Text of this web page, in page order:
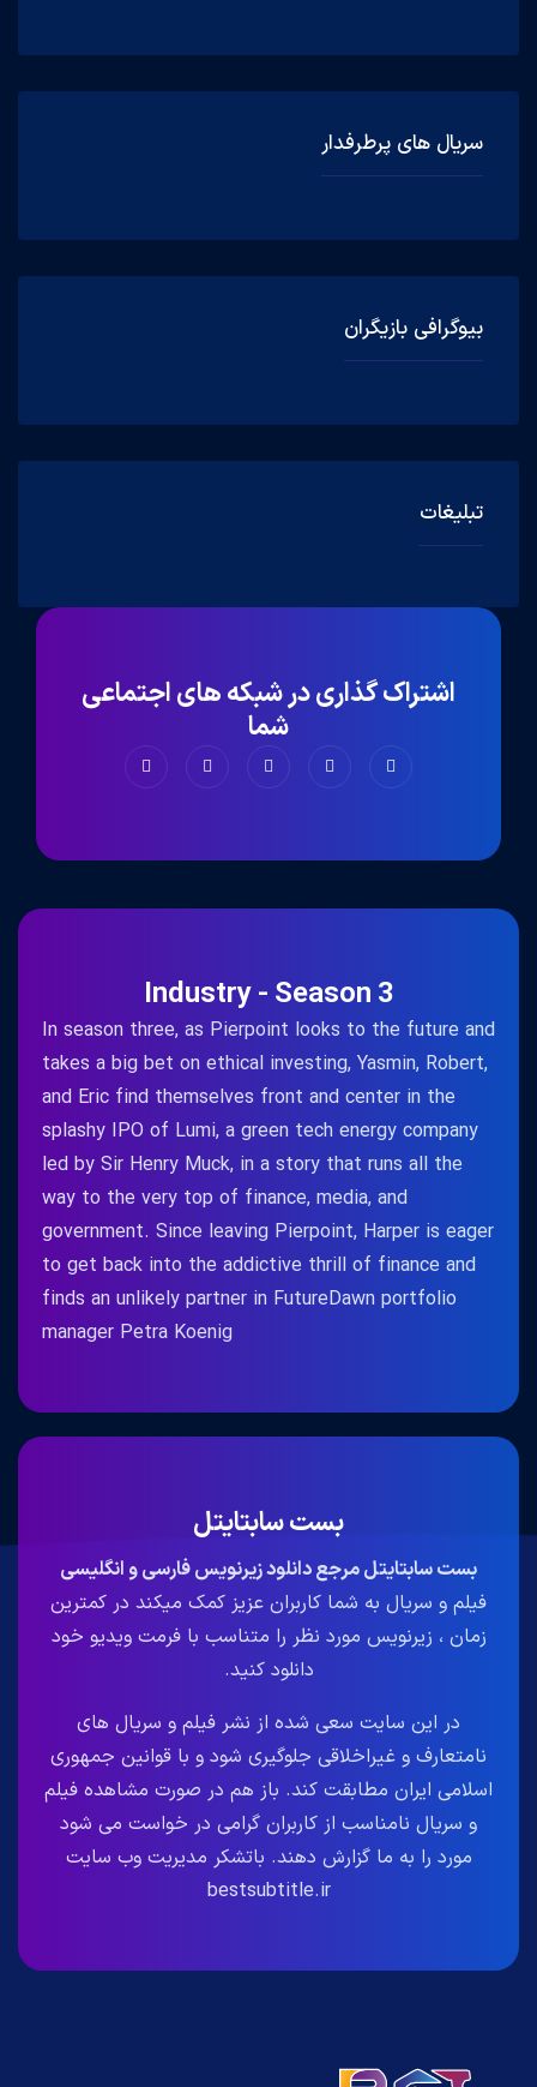
سریال های پرطرفدار
بیوگرافی بازیگران
تبلیغات
اشتراک گذاری در شبکه های اجتماعی
شما
Industry - Season 3
In season three, as Pierpoint looks to the future and
takes a big bet on ethical investing, Yasmin, Robert,
and Eric find themselves front and center in the
splashy IPO of Lumi, a green tech energy company
led by Sir Henry Muck, in a story that runs all the
way to the very top of finance, media, and
government. Since leaving Pierpoint, Harper is eager
to get back into the addictive thrill of finance and
finds an unlikely partner in FutureDawn portfolio
manager Petra Koenig
بست سابتایتل
بست سابتایتل مرجع دانلود زیرنویس فارسی و انگلیسی
فیلم و سریال به شما کاربران عزیز کمک میکند در کمترین
زمان ، زیرنویس مورد نظر را متناسب با فرمت ویدیو خود
دانلود کنید.
در این سایت سعی شده از نشر فیلم و سریال های
نامتعارف و غیراخلاقی جلوگیری شود و با قوانین جمهوری
اسلامی ایران مطابقت کند. باز هم در صورت مشاهده فیلم
و سریال نامناسب از کاربران گرامی در خواست می شود
مورد را به ما گزارش دهند. باتشکر مدیریت وب سایت
bestsubtitle.ir